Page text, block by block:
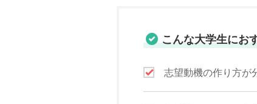
こんな大学生にお
志望動機の作り方が